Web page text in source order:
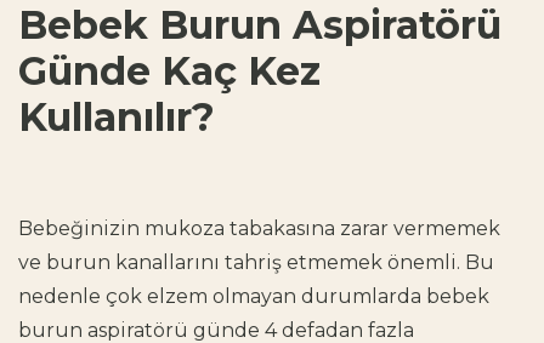
Bebek Burun Aspiratörü
Günde Kaç Kez
Kullanılır?
Bebeğinizin mukoza tabakasına zarar vermemek
ve burun kanallarını tahriş etmemek önemli. Bu
nedenle çok elzem olmayan durumlarda bebek
burun aspiratörü günde 4 defadan fazla